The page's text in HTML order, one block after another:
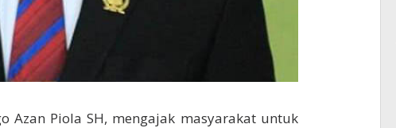
Azan Piola SH, mengajak masyarakat untuk